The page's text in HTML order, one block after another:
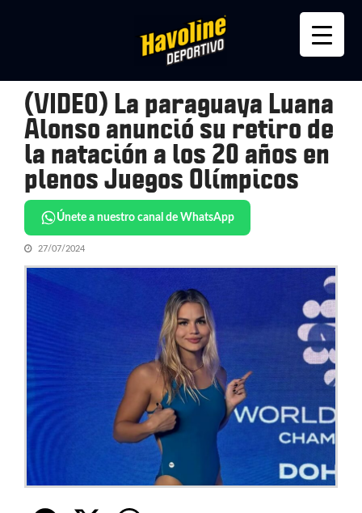
(VIDEO) La paraguaya Luana
Alonso anunció su retiro de
la natación a los 20 años en
plenos Juegos Olímpicos
Únete a nuestro canal de WhatsApp
27/07/2024